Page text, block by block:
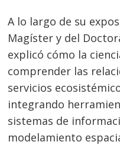
A lo largo de su
Magíster y del
explicó cómo la
comprender las
servicios
integrando
sistemas de
modelamiento